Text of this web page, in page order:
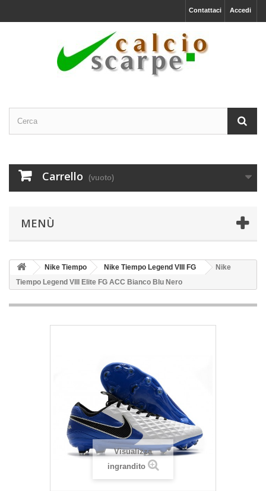
Accedi
Contattaci
Carrello (vuoto)
MENÙ
Nike Tiempo Nike Tiempo Legend VIII FG
Nike
Tiempo Legend VIII Elite FG ACC Bianco Blu Nero
Visualizza
ingrandito